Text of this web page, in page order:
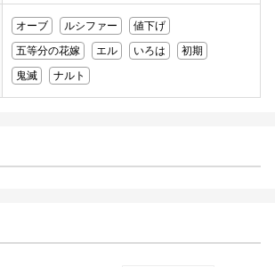
オーブ ルシファー
値下げ
五等分の花嫁
エル いろは
初期
鬼滅
ナルト